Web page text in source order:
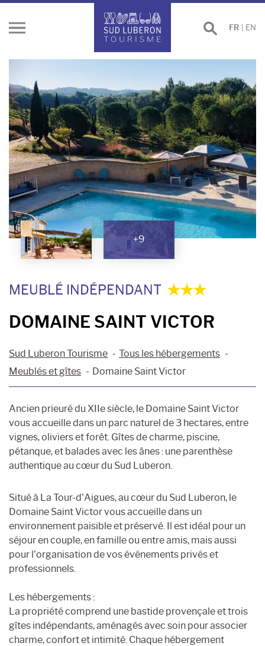
Ouvrir
Effectuer
une
FR EN
+9
MEUBLÉ INDÉPENDANT
DOMAINE SAINT VICTOR
Sud Luberon Tourisme
Tous les hébergements
Meublés et gîtes
Domaine Saint Victor
Ancien prieuré du XIIe siècle, le Domaine Saint Victor
vous accueille dans un parc naturel de 3 hectares, entre
vignes, oliviers et forêt. Gîtes de charme, piscine,
pétanque, et balades avec les ânes : une parenthèse
authentique au cœur du Sud Luberon.
Situé à La Tour-d’Aigues, au cœur du Sud Luberon, le
Domaine Saint Victor vous accueille dans un
environnement paisible et préservé. Il est idéal pour un
séjour en couple, en famille ou entre amis, mais aussi
pour l’organisation de vos événements privés et
professionnels.
Les hébergements :
La propriété comprend une bastide provençale et trois
gîtes indépendants, aménagés avec soin pour associer
charme, confort et intimité. Chaque hébergement